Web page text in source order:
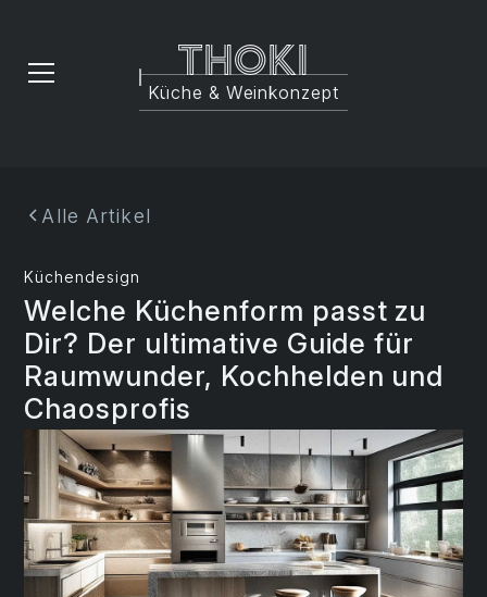
Thoki
Küche & Weinkonzept
Alle Artikel
Küchendesign
Welche Küchenform passt zu
Dir? Der ultimative Guide für
Raumwunder, Kochhelden und
Chaosprofis